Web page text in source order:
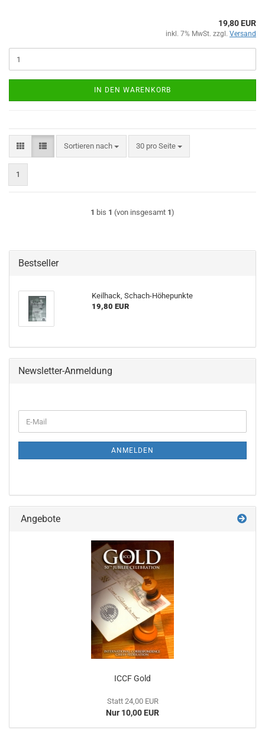
19,80 EUR
inkl. 7% MwSt. zzgl. Versand
IN DEN WARENKORB
Sortieren nach
Sortieren nach 30 pro Seite
pro Seite
1
1 bis 1 (von insgesamt 1)
Bestseller
Keilhack, Schach-Höhepunkte
19,80 EUR
Newsletter-Anmeldung
ZUR
E-
Mail
ANMELDEN
Angebote
ICCF Gold
Statt 24,00 EUR
Nur 10,00 EUR